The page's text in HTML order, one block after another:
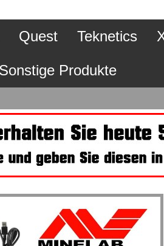
Quest Teknetics
Sonstige Produkte